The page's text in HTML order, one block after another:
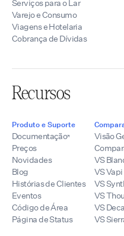
Serviços para o Lar
Varejo e Consumo
Viagens e Hotelaria
Cobrança de Dívidas
Recursos
Produto e Suporte
Documentação
Preços
Novidades
Blog
Histórias de Clientes
Eventos
Código de Área
Página de Status
Visão
VS
VS Vapi
VS
VS
VS
VS